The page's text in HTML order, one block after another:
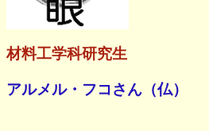
材料工学科研究生
アルメル・フコさん（仏）